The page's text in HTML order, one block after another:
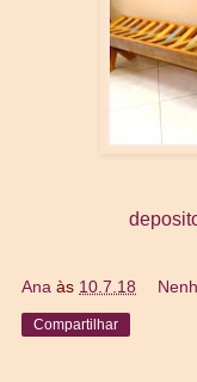
Ana às 10.7.18
Compartilhar